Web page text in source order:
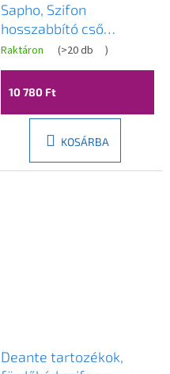
Sapho, Szifon
hosszabbító cső
karimával, 32/300mm,
matt fekete, TB123B
Raktáron (>20 db )
10 780 Ft
KOSÁRBA
Deante tartozékok,